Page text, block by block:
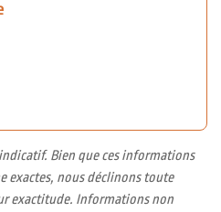
Bien que ces informations
exactes, nous déclinons toute
exactitude. Informations non